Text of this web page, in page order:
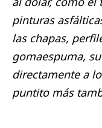
pinturas
las chapas,
gomaespuma,
directamente a
puntito más